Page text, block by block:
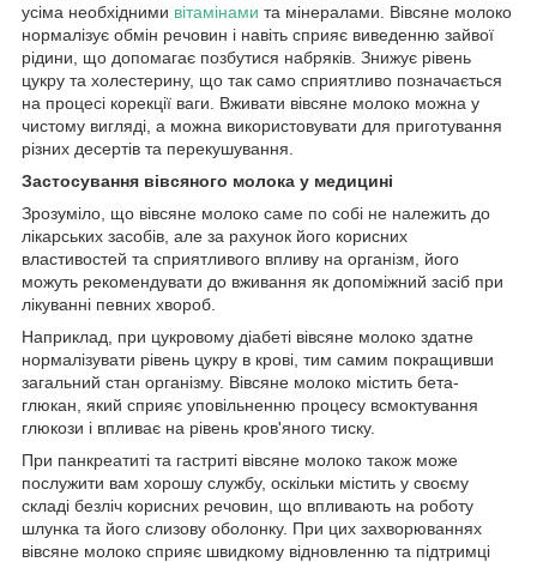
усіма необхідними вітамінами та мінералами. Вівсяне молоко
нормалізує обмін речовин і навіть сприяє виведенню зайвої
рідини, що допомагає позбутися набряків. Знижує рівень
цукру та холестерину, що так само сприятливо позначається
на процесі корекції ваги. Вживати вівсяне молоко можна у
чистому вигляді, а можна використовувати для приготування
різних десертів та перекушування.
Застосування вівсяного молока у медицині
Зрозуміло, що вівсяне молоко саме по собі не належить до
лікарських засобів, але за рахунок його корисних
властивостей та сприятливого впливу на організм, його
можуть рекомендувати до вживання як допоміжний засіб при
лікуванні певних хвороб.
Наприклад, при цукровому діабеті вівсяне молоко здатне
нормалізувати рівень цукру в крові, тим самим покращивши
загальний стан організму. Вівсяне молоко містить бета-
глюкан, який сприяє уповільненню процесу всмоктування
глюкози і впливає на рівень кров'яного тиску.
При панкреатиті та гастриті вівсяне молоко також може
послужити вам хорошу службу, оскільки містить у своєму
складі безліч корисних речовин, що впливають на роботу
шлунка та його слизову оболонку. При цих захворюваннях
вівсяне молоко сприяє швидкому відновленню та підтримці